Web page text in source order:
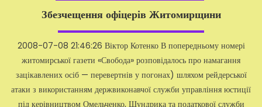
Збезчещення офіцерів Житомирщини
2008-07-08 21:46:26 Віктор Котенко В попередньому номері
житомирської газети «Свобода» розповідалось про намагання
зацікавле­них осіб — перевертнів у погонах) шляхом рейдерської
атаки з ви­користанням держвиконавчої служби уп­равління юстиції
під керівництвом Омельченко, Шундрика та податкової служби